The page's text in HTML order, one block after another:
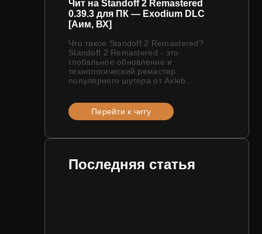
Чит на Standoff 2 Remastered
0.39.3 для ПК — Exodium DLC
[Аим, ВХ]
Что такое Standoff 2 Remastered?
Standoff 2 Remastered - это
глобальное обновление и
технологический ремастер
популярного шутера от Axleb...
Перейти к читу
Последняя статья